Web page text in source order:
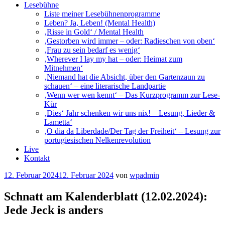
Lesebühne
Liste meiner Lesebühnenprogramme
Leben? Ja, Leben! (Mental Health)
‚Risse in Gold‘ / Mental Health
‚Gestorben wird immer – oder: Radieschen von oben‘
‚Frau zu sein bedarf es wenig‘
‚Wherever I lay my hat – oder: Heimat zum
Mitnehmen‘
‚Niemand hat die Absicht, über den Gartenzaun zu
schauen‘ – eine literarische Landpartie
‚Wenn wer wen kennt‘ – Das Kurzprogramm zur Lese-
Kür
‚Dies‘ Jahr schenken wir uns nix! – Lesung, Lieder &
Lametta‘
‚O dia da Liberdade/Der Tag der Freiheit‘ – Lesung zur
portugiesischen Nelkenrevolution
Live
Kontakt
Veröffentlicht
12. Februar 202412. Februar 2024 von wpadmin
Schnatt am Kalenderblatt (12.02.2024):
Jede Jeck is anders